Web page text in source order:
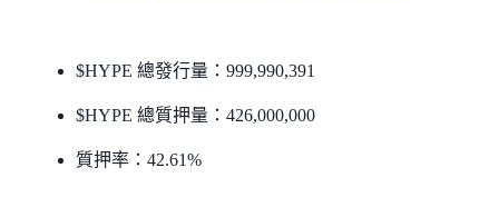
$HYPE 總發行量：999,990,391
$HYPE 總質押量：426,000,000
質押率：42.61%